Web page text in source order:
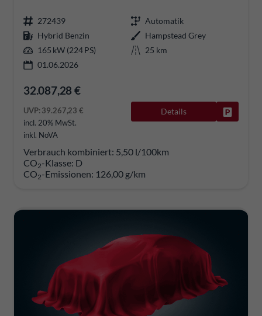
272439
Automatik
Hybrid Benzin
Hampstead Grey
165 kW (224 PS)
25 km
01.06.2026
32.087,28 €
UVP:39.267,23 €
incl. 20% MwSt.
inkl. NoVA
Details
Verbrauch kombiniert: 5,50 l/100km
CO2-Klasse: D
CO2-Emissionen: 126,00 g/km